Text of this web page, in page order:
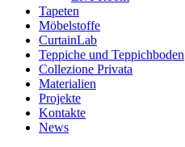
Tapeten
Möbelstoffe
CurtainLab
Teppiche und Teppichboden
Collezione Privata
Materialien
Projekte
Kontakte
News